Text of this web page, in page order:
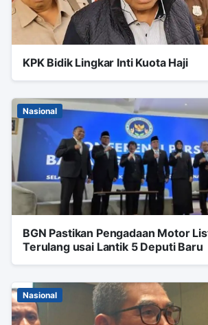
KPK Bidik Lingkar Inti Kuota Haji
Nasional
BGN Pastikan Pengadaan Motor
Terulang usai Lantik 5 Deputi Baru
Nasional